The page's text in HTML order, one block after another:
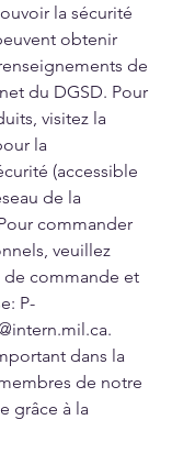
la sécurité
obtenir
de
du DGSD. Pour
visitez la
la
(accessible
de la
commander
veuillez
commande et
P-
dans la
de notre
grâce à la